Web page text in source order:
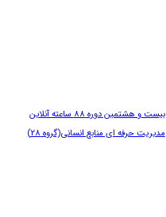
بیست و هشتمین دوره 88 ساعته آنلاین
مديريت حرفه ای منابع انسانی(گروه 28)